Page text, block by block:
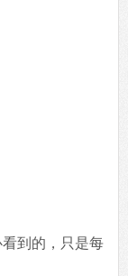
到的，只是每